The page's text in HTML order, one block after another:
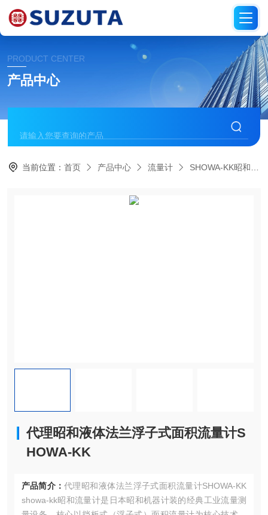
PRODUCT CENTER
产品中心
当前位置：首页 产品中心 流量计 SHOWA-KK昭和
代理昭和液体法兰浮子式面积流量计S
HOWA-KK
产品简介： 代理昭和液体法兰浮子式面积流量计SHOWA-KK
showa-kk昭和流量计是日本昭和机器计装的经典工业流量测